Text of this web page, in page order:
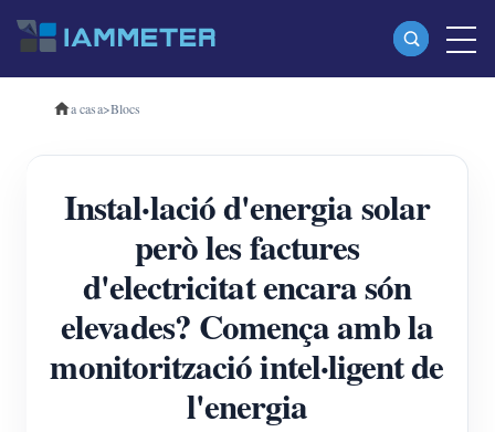
Productes
Mesurador d'energia Wi-Fi trifàsic (WEM3080T)
Mesurador d'energia Wi-Fi trifàsic (WEM3046T)
Mesurador d'energia Wi-Fi trifàsic (WEM3050T)
Controlador d'alimentació WiFi
IAMMETER Cloud Pro
Servei d'autoallotjament
a casa>Blocs
Instal·lació d'energia solar
però les factures
d'electricitat encara són
elevades? Comença amb la
monitorització intel·ligent de
l'energia